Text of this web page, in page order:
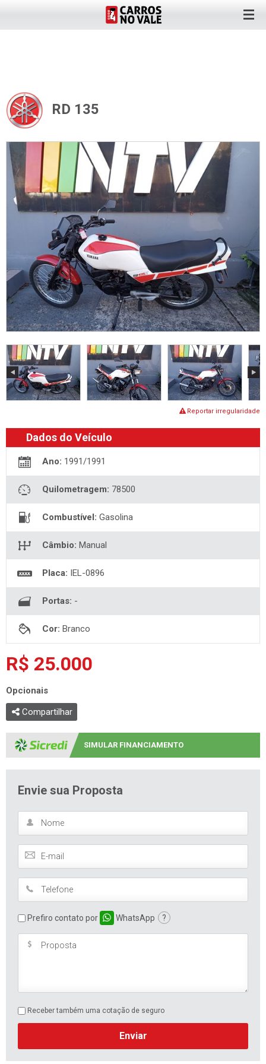
RD 135
Dados do Veículo
Ano: 1991/1991
Quilometragem: 78500
Combustível: Gasolina
Câmbio: Manual
Placa: IEL-0896
Portas:
Cor: Branco
R$ 25.000
Opcionais
Compartilhar
Envie sua Proposta
Prefiro contato por WhatsApp ?
Receber também uma cotação de seguro
Enviar